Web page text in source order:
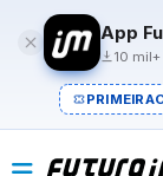
App
10